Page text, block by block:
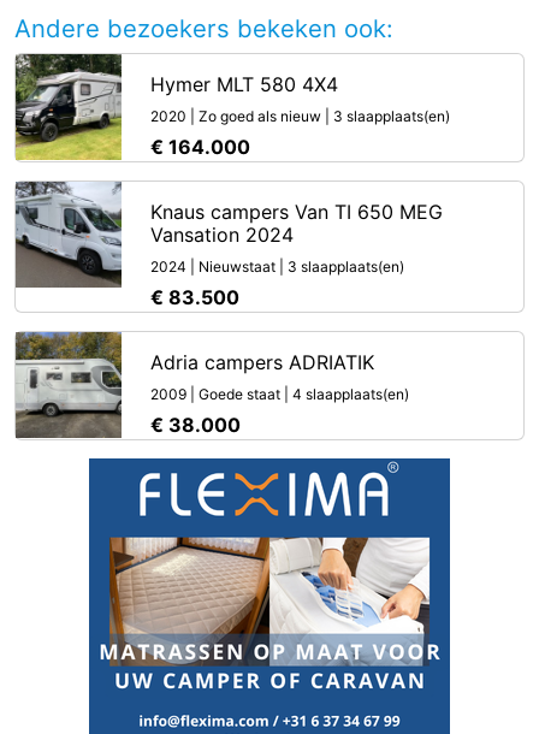
Andere bezoekers bekeken ook:
Hymer MLT 580 4X4
2020 | Zo goed als nieuw | 3 slaapplaats(en)
€ 164.000
Knaus campers Van TI 650 MEG
Vansation 2024
2024 | Nieuwstaat | 3 slaapplaats(en)
€ 83.500
Adria campers ADRIATIK
2009 | Goede staat | 4 slaapplaats(en)
€ 38.000